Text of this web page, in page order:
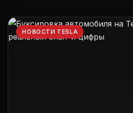
НОВОСТИ TESLA